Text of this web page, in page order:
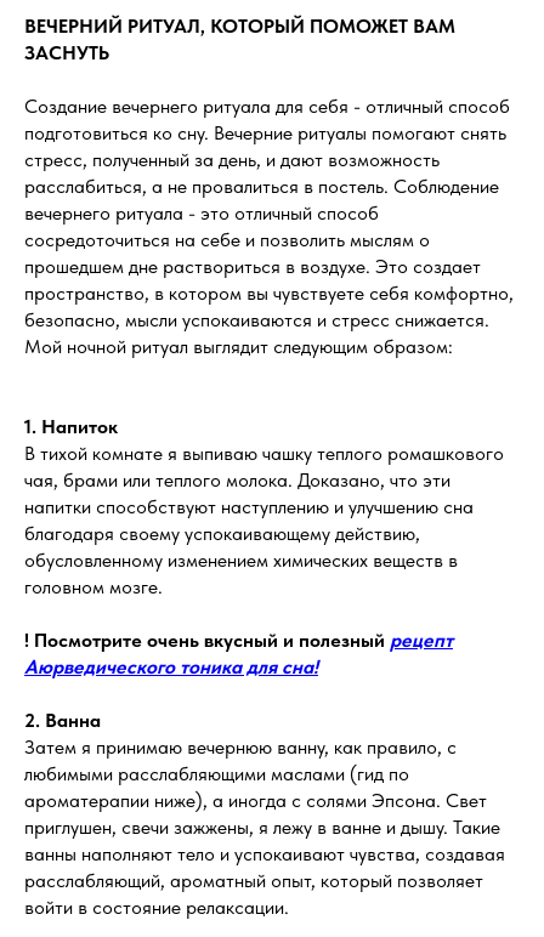
ВЕЧЕРНИЙ РИТУАЛ, КОТОРЫЙ ПОМОЖЕТ ВАМ
ЗАСНУТЬ
Создание вечернего ритуала для себя - отличный способ
подготовиться ко сну. Вечерние ритуалы помогают снять
стресс, полученный за день, и дают возможность
расслабиться, а не провалиться в постель. Соблюдение
вечернего ритуала - это отличный способ
сосредоточиться на себе и позволить мыслям о
прошедшем дне раствориться в воздухе. Это создает
пространство, в котором вы чувствуете себя комфортно,
безопасно, мысли успокаиваются и стресс снижается.
Мой ночной ритуал выглядит следующим образом:
1. Напиток
В тихой комнате я выпиваю чашку теплого ромашкового
чая, брами или теплого молока. Доказано, что эти
напитки способствуют наступлению и улучшению сна
благодаря своему успокаивающему действию,
обусловленному изменением химических веществ в
головном мозге.
! Посмотрите очень вкусный и полезный рецепт
Аюрведического тоника для сна!
2. Ванна
Затем я принимаю вечернюю ванну, как правило, с
любимыми расслабляющими маслами (гид по
ароматерапии ниже), а иногда с солями Эпсона. Свет
приглушен, свечи зажжены, я лежу в ванне и дышу. Такие
ванны наполняют тело и успокаивают чувства, создавая
расслабляющий, ароматный опыт, который позволяет
войти в состояние релаксации.